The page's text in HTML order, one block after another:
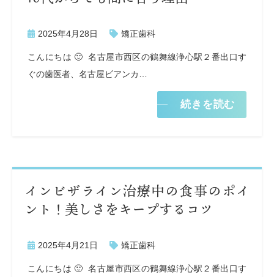
2025年4月28日 矯正歯科
こんにちは 🙂 名古屋市西区の鶴舞線浄心駅２番出口す
ぐの歯医者、名古屋ビアンカ…
続きを読む
インビザライン治療中の食事のポイ
ント！美しさをキープするコツ
2025年4月21日 矯正歯科
こんにちは 🙂 名古屋市西区の鶴舞線浄心駅２番出口す